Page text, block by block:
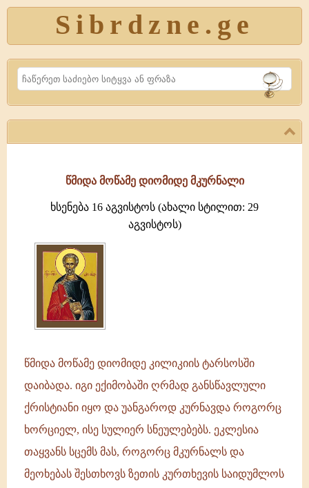
Sibrdzne.ge
Search
წმიდა მოწამე დიომიდე მკურნალი
ხსენება 16 აგვისტოს (ახალი სტილით: 29
აგვისტოს)
წმიდა მოწამე დიომიდე კილიკიის ტარსოსში
დაიბადა. იგი ექიმობაში ღრმად განსწავლული
ქრისტიანი იყო და უანგაროდ კურნავდა როგორც
ხორციელ, ისე სულიერ სნეულებებს. ეკლესია
თაყვანს სცემს მას, როგორც მკურნალს და
მეოხებას შესთხოვს ზეთის კურთხევის საიდუმლოს